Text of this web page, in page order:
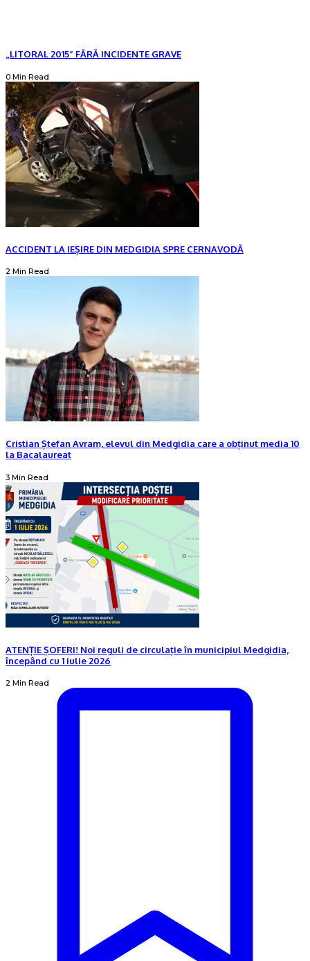
„LITORAL 2015” FĂRĂ INCIDENTE GRAVE
0 Min Read
ACCIDENT LA IEȘIRE DIN MEDGIDIA SPRE CERNAVODĂ
2 Min Read
Cristian Ștefan Avram, elevul din Medgidia care a obținut media 10
la Bacalaureat
3 Min Read
ATENȚIE ȘOFERI! Noi reguli de circulație în municipiul Medgidia,
începând cu 1 iulie 2026
2 Min Read